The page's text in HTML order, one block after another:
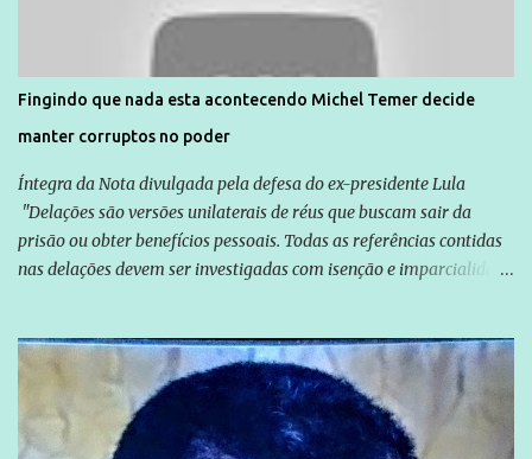
são vítimas de violência, estão em situação de risco ou têm seus
direitos violados. Leia mais: Anistia Internacional cobra do Brasil
solução do caso Amarildo - Terra Brasil
Fingindo que nada esta acontecendo Michel Temer decide
manter corruptos no poder
Íntegra da Nota divulgada pela defesa do ex-presidente Lula
"Delações são versões unilaterais de réus que buscam sair da
prisão ou obter benefícios pessoais. Todas as referências contidas
nas delações devem ser investigadas com isenção e imparcialidade
Globo manteve com o Grupo Odebrecht, citada na delação de
Emílio Odebrecht. Lula sempre atuou para promover o Brasil no
exterior, e não para promover determinadas empresas ou
empresários" Assina a nota o advogado Cristiano Zanin Martins